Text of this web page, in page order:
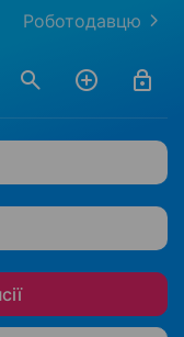
Роботодавцю